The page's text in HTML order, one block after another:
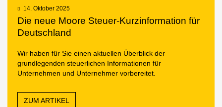
14. Oktober 2025
Die neue Moore Steuer-Kurzinformation für
Deutschland
Wir haben für Sie einen aktuellen Überblick der
grundlegenden steuerlichen Informationen für
Unternehmen und Unternehmer vorbereitet.
ZUM ARTIKEL